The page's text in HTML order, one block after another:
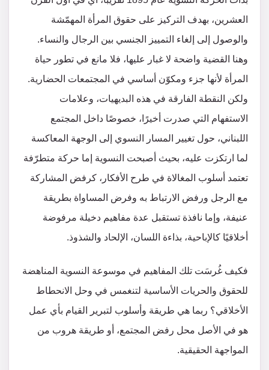
العشرين، بهدف التركيز على حقوق المرأة المهمّشة
والوصول إلى إلغاء التمييز الجنسي بين الرجال والنساء.
وهنا القضية واضحة لا غبار عليها، فلا مانع في تطور حياة
المرأة لأنها جزء ومكوّن أساسي في المجتمعات الحضارية.
ولكن النقطة الفارقة في هذه البديهيات، وعلامات
الاستفهام التي صدرت أخيرًا، خصوصًا داخل المجتمع
اللبناني، حول تغيير المسار النسوي إلى الوجهة المعاكسة
لما ارتكزت عليه، بحيث أصبحت النسوية إما حركة متطرّفة
تعتمد أسلوب المغالاة في طرح الأفكار، كرفض المشاركة
مع الرجل ورفض الارتباط به وفرض المساواة بطريقة
عنيفة، وإما نافذة تستقبل عدة مفاهيم دخيلة مرفوضة
أخلاقيًا كالإباحية، بذاءة اللسان، الإلحاد والشذوذ.
فكيف غُرسَت تلك المفاهيم في موسوعة النسوية المناهضة
للحقوق والحريات الأساسية لتنغمس في وحل الانحطاط
الأخلاقي؟ ربما هي طريقة وأسلوب لتبرير القيام بأي عمل
هو في الأصل محل رفض المجتمع، أو طريقة هروب من
المواجهة الحقيقية.